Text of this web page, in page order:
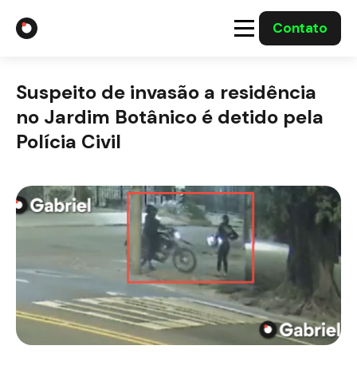
Contato
Soluções
Casos Solucionados
Mídia
Suspeito de invasão a residência
no Jardim Botânico é detido pela
Polícia Civil